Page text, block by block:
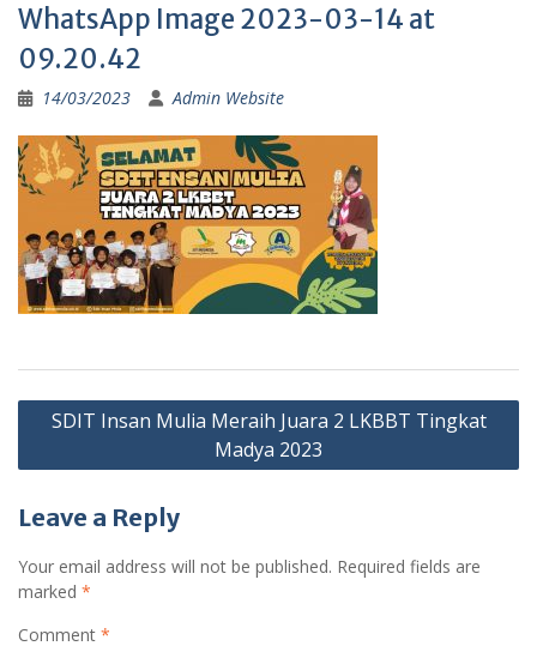
WhatsApp Image 2023-03-14 at
09.20.42
14/03/2023 Admin Website
Post
SDIT Insan Mulia Meraih Juara 2 LKBBT Tingkat
Madya 2023
Leave a Reply
Your email address will not be published. Required fields are
marked *
Comment *